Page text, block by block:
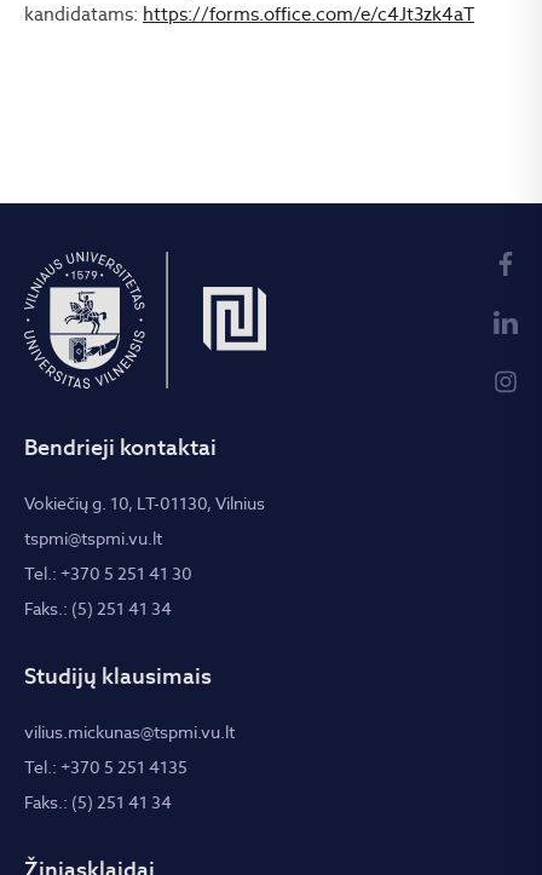
kandidatams: https://forms.office.com/e/c4Jt3zk4aT
Bendrieji kontaktai
Vokiečių g. 10, LT-01130, Vilnius
tspmi@tspmi.vu.lt
Tel.: +370 5 251 41 30
Faks.: (5) 251 41 34
Studijų klausimais
vilius.mickunas@tspmi.vu.lt
Tel.: +370 5 251 4135
Faks.: (5) 251 41 34